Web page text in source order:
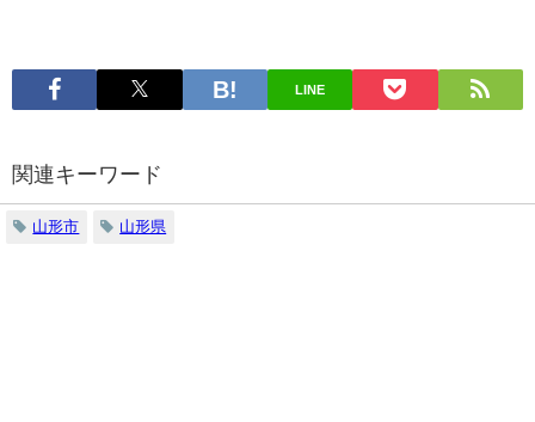
LINE
関連キーワード
山形市 山形県